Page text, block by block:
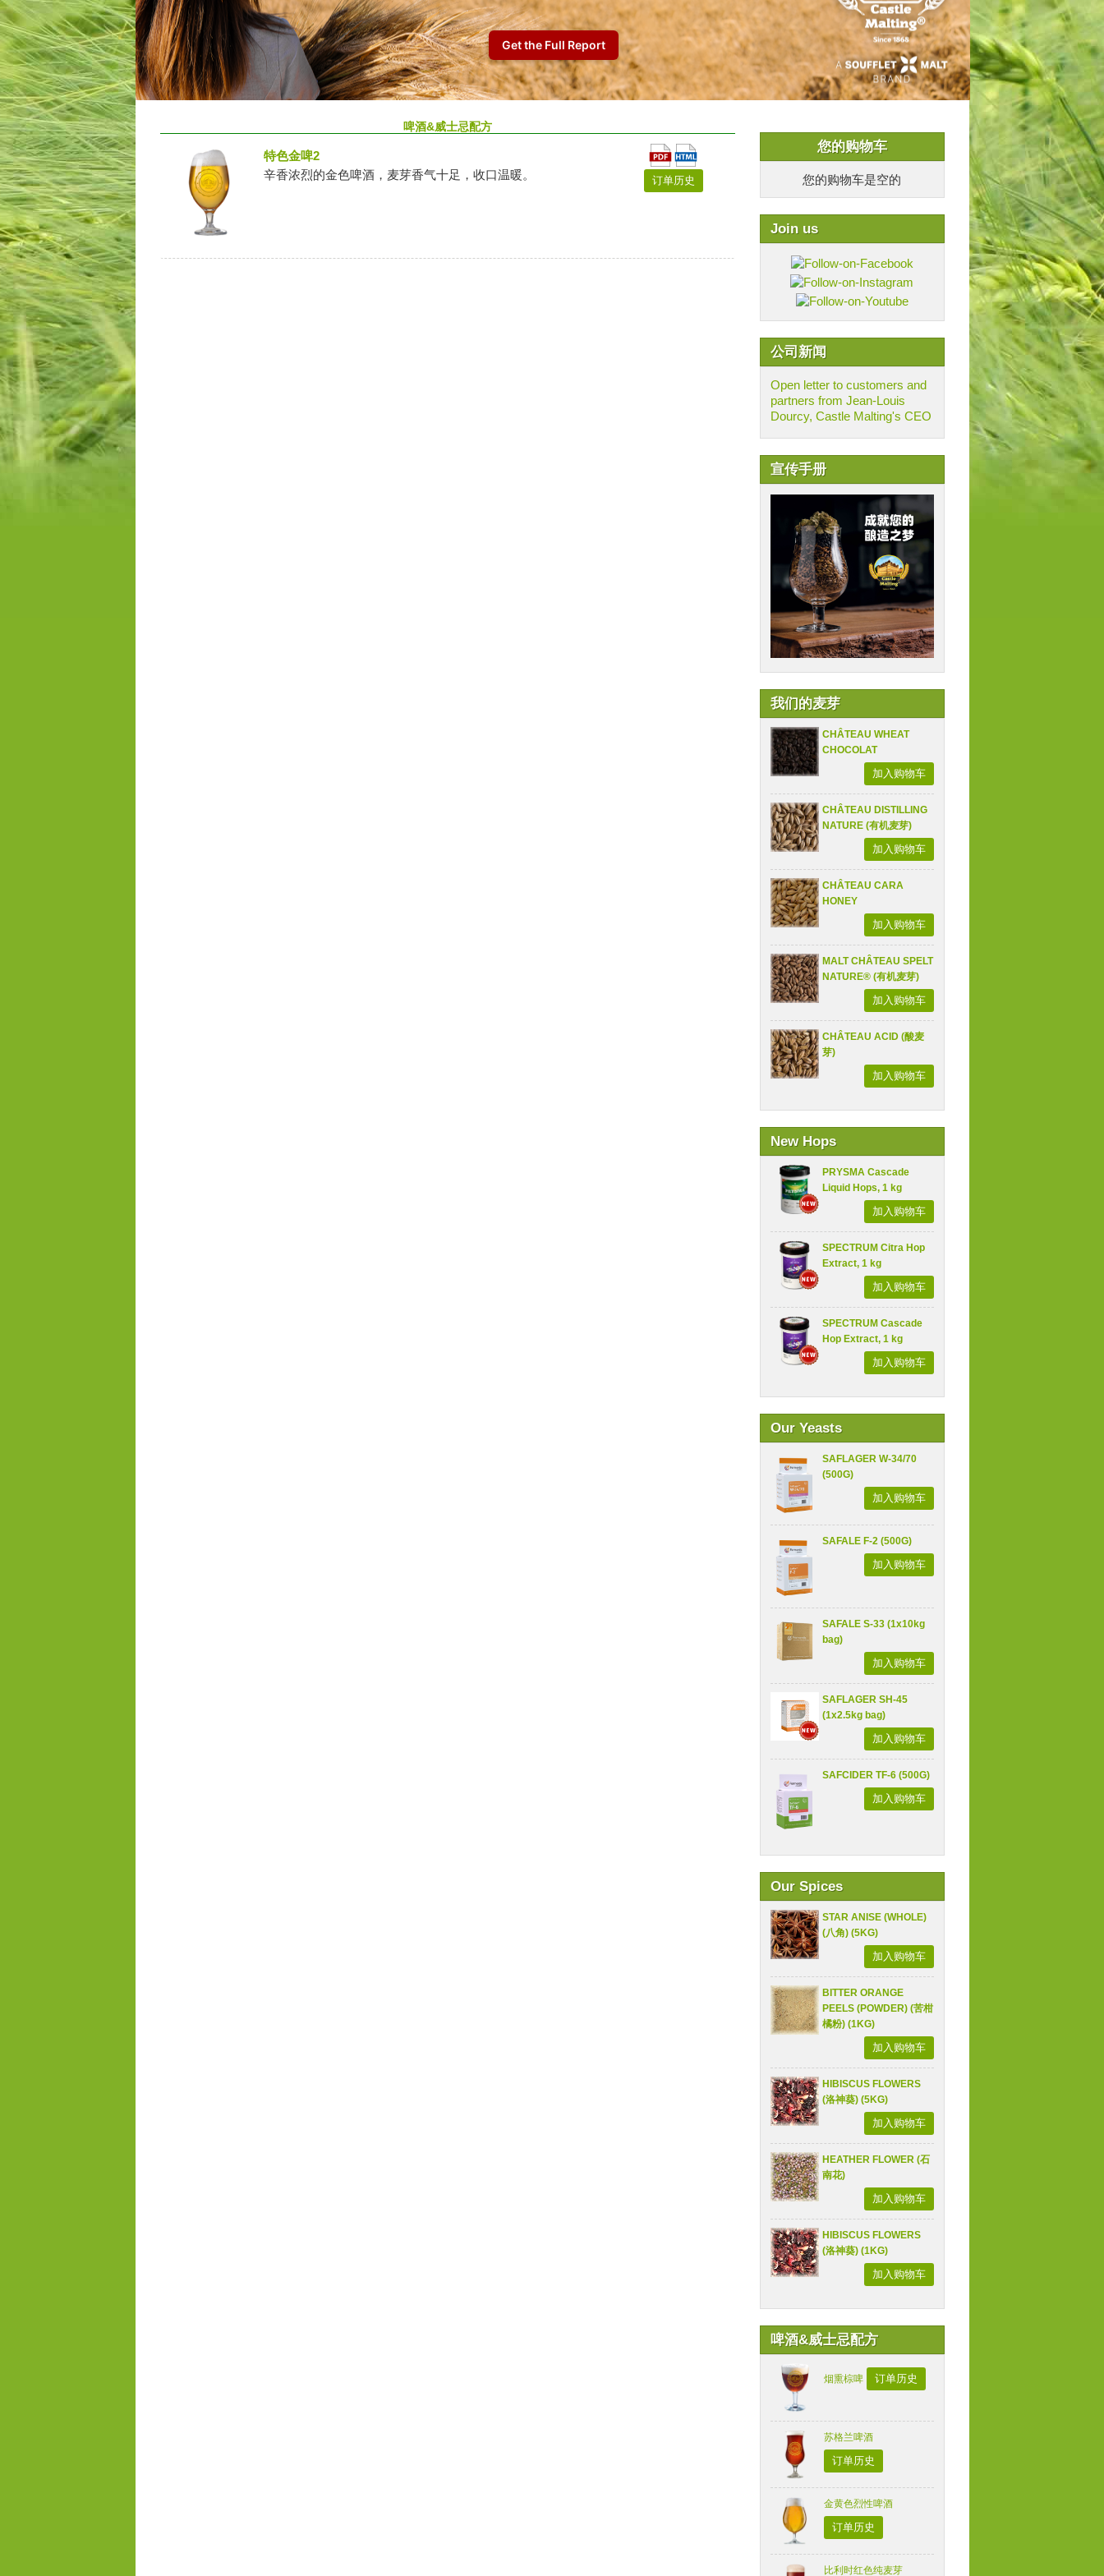
您的购物车
您的购物车是空的
Join us
公司新闻
Open letter to customers and
partners from Jean-Louis
Dourcy, Castle Malting's CEO
宣传手册
我们的麦芽
CHÂTEAU WHEAT
CHOCOLAT
加入购物车
CHÂTEAU DISTILLING
NATURE (有机麦芽)
加入购物车
CHÂTEAU CARA
HONEY
加入购物车
MALT CHÂTEAU SPELT
NATURE® (有机麦芽)
加入购物车
CHÂTEAU ACID (酸麦
芽)
加入购物车
New Hops
PRYSMA Cascade
Liquid Hops, 1 kg
加入购物车
SPECTRUM Citra Hop
Extract, 1 kg
加入购物车
SPECTRUM Cascade
Hop Extract, 1 kg
加入购物车
Our Yeasts
SAFLAGER W-34/70
(500G)
加入购物车
SAFALE F-2 (500G)
加入购物车
SAFALE S-33 (1x10kg
bag)
加入购物车
SAFLAGER SH-45
(1x2.5kg bag)
加入购物车
SAFCIDER TF-6 (500G)
加入购物车
Our Spices
STAR ANISE (WHOLE)
(八角) (5KG)
加入购物车
BITTER ORANGE
PEELS (POWDER) (苦柑
橘粉) (1KG)
加入购物车
HIBISCUS FLOWERS
(洛神葵) (5KG)
加入购物车
HEATHER FLOWER (石
南花)
加入购物车
HIBISCUS FLOWERS
(洛神葵) (1KG)
加入购物车
啤酒&威士忌配方
烟熏棕啤 订单历史
苏格兰啤酒
订单历史
金黄色烈性啤酒
订单历史
比利时红色纯麦芽
啤酒&威士忌配方
特色金啤2
辛香浓烈的金色啤酒，麦芽香气十足，收口温暖。
订单历史